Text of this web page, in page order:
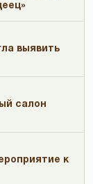
выявить
салон
к